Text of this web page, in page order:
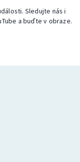
Sledujte nás i
a buďte v obraze.